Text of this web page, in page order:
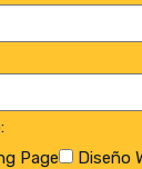
Page
Diseño